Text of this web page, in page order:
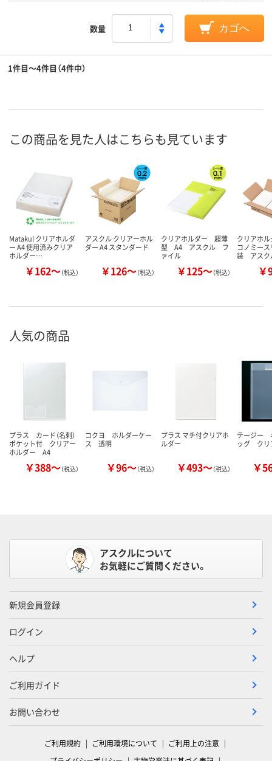
数量 カゴへ
1件目～4件目（4件中）
この商品を見た人はこちらも見ています
Matakul クリアホルダ
ー A4 使用済みクリア
ホルダー…
￥162～（税込）
アスクル クリアーホル
ダー A4 スタンダード
￥126～（税込）
クリアホルダー 超薄
型 A4 アスクル フ
ァイル
￥125～（税込）
クリアホル
コノミー
装 アス
￥
人気の商品
プラス カード（名刺）
ポケット付 クリアー
ホルダー A4
￥388～（税込）
コクヨ ホルダーケー
ス 透明
￥96～（税込）
プラス マチ付クリアホ
ルダー
￥493～（税込）
テージー
ッグ ク
￥
アスクルについて
お気軽にご質問ください。
新規会員登録
ログイン
ヘルプ
ご利用ガイド
お問い合わせ
ご利用規約 ご利用環境について
ご利用上の注意